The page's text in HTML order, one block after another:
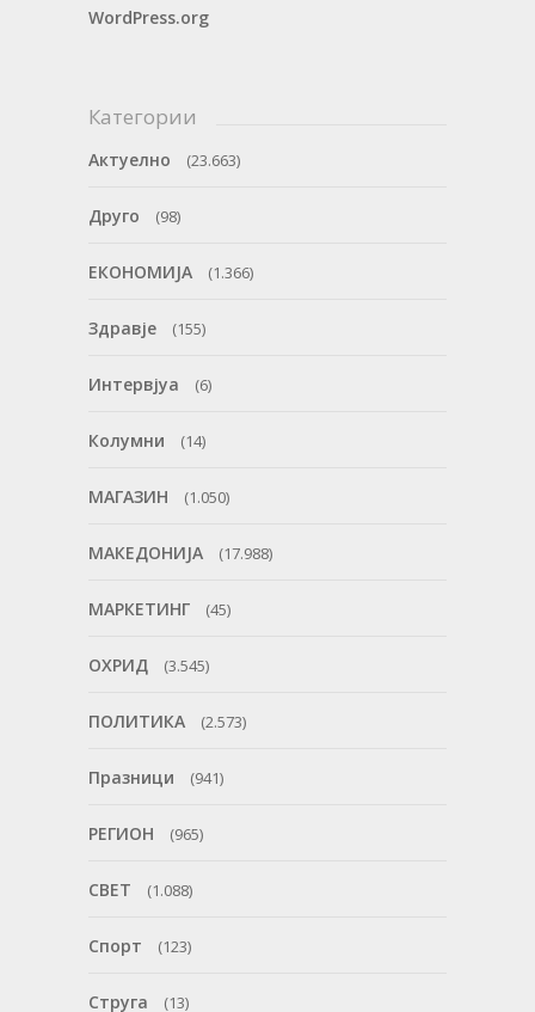
WordPress.org
Категории
Актуелно (23.663)
Друго (98)
ЕКОНОМИЈА (1.366)
Здравје (155)
Интервјуа (6)
Колумни (14)
МАГАЗИН (1.050)
МАКЕДОНИЈА (17.988)
МАРКЕТИНГ (45)
ОХРИД (3.545)
ПОЛИТИКА (2.573)
Празници (941)
РЕГИОН (965)
СВЕТ (1.088)
Спорт (123)
Струга (13)